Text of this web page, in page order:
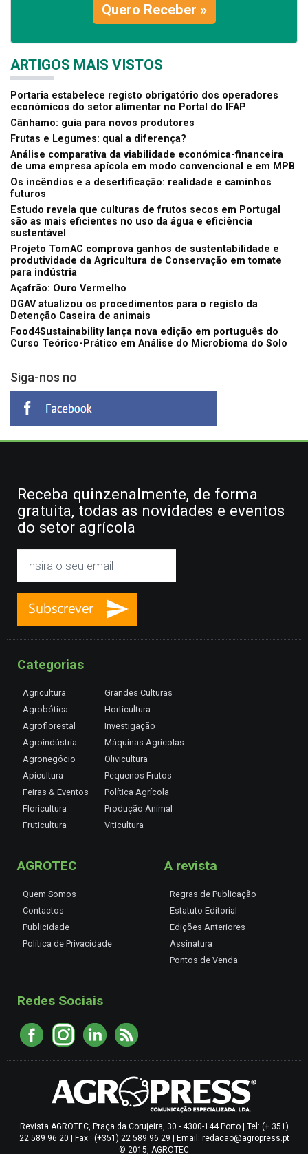
Quero Receber »
ARTIGOS MAIS VISTOS
Portaria estabelece registo obrigatório dos operadores
económicos do setor alimentar no Portal do IFAP
Cânhamo: guia para novos produtores
Frutas e Legumes: qual a diferença?
Análise comparativa da viabilidade económica-financeira
de uma empresa apícola em modo convencional e em MPB
Os incêndios e a desertificação: realidade e caminhos
futuros
Estudo revela que culturas de frutos secos em Portugal
são as mais eficientes no uso da água e eficiência
sustentável
Projeto TomAC comprova ganhos de sustentabilidade e
produtividade da Agricultura de Conservação em tomate
para indústria
Açafrão: Ouro Vermelho
DGAV atualizou os procedimentos para o registo da
Detenção Caseira de animais
Food4Sustainability lança nova edição em português do
Curso Teórico-Prático em Análise do Microbioma do Solo
Siga-nos no
Receba quinzenalmente, de forma
gratuita, todas as novidades e eventos
do setor agrícola
Categorias
Agricultura
Agrobótica
Agroflorestal
Agroindústria
Agronegócio
Apicultura
Feiras & Eventos
Floricultura
Fruticultura
Grandes Culturas
Horticultura
Investigação
Máquinas Agrícolas
Olivicultura
Pequenos Frutos
Política Agrícola
Produção Animal
Viticultura
AGROTEC
Quem Somos
Contactos
Publicidade
Política de Privacidade
A revista
Regras de Publicação
Estatuto Editorial
Edições Anteriores
Assinatura
Pontos de Venda
Redes Sociais
Revista AGROTEC, Praça da Corujeira, 30 - 4300-144 Porto | Tel: (+ 351)
22 589 96 20 | Fax : (+351) 22 589 96 29 | Email: redacao@agropress.pt
© 2015, AGROTEC